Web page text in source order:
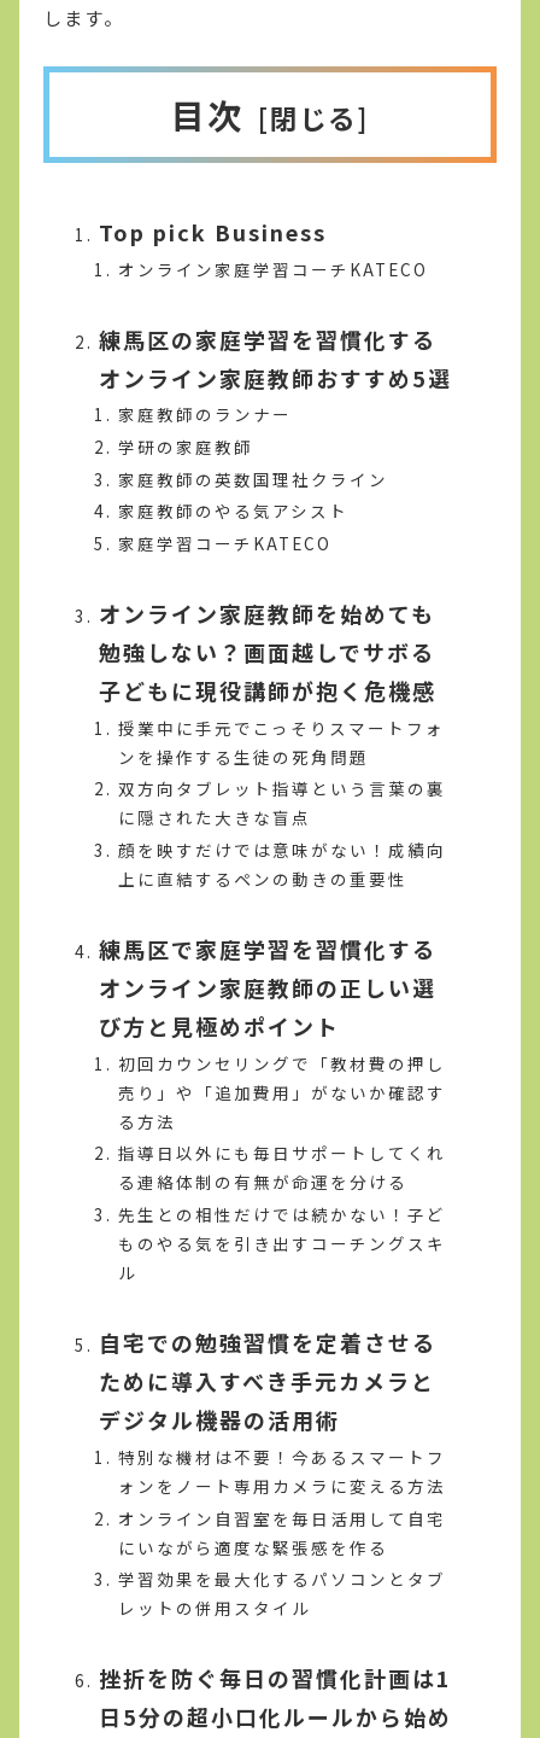
します。
目次
Top pick Business
オンライン家庭学習コーチKATECO
練馬区の家庭学習を習慣化する
オンライン家庭教師おすすめ5選
家庭教師のランナー
学研の家庭教師
家庭教師の英数国理社クライン
家庭教師のやる気アシスト
家庭学習コーチKATECO
オンライン家庭教師を始めても
勉強しない？画面越しでサボる
子どもに現役講師が抱く危機感
授業中に手元でこっそりスマートフォ
ンを操作する生徒の死角問題
双方向タブレット指導という言葉の裏
に隠された大きな盲点
顔を映すだけでは意味がない！成績向
上に直結するペンの動きの重要性
練馬区で家庭学習を習慣化する
オンライン家庭教師の正しい選
び方と見極めポイント
初回カウンセリングで「教材費の押し
売り」や「追加費用」がないか確認す
る方法
指導日以外にも毎日サポートしてくれ
る連絡体制の有無が命運を分ける
先生との相性だけでは続かない！子ど
ものやる気を引き出すコーチングスキ
ル
自宅での勉強習慣を定着させる
ために導入すべき手元カメラと
デジタル機器の活用術
特別な機材は不要！今あるスマートフ
ォンをノート専用カメラに変える方法
オンライン自習室を毎日活用して自宅
にいながら適度な緊張感を作る
学習効果を最大化するパソコンとタブ
レットの併用スタイル
挫折を防ぐ毎日の習慣化計画は1
日5分の超小口化ルールから始め